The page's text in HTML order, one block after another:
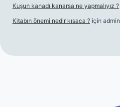
Kuşun kanadı kanarsa ne yapmalıyız ?
Kitabın önemi nedir kısaca ? için admin